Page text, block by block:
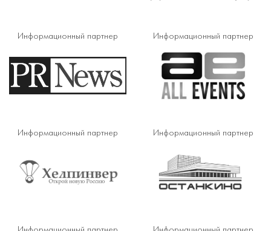
Информационный партнер Информационный партнер
Информационный партнер Информационный партнер